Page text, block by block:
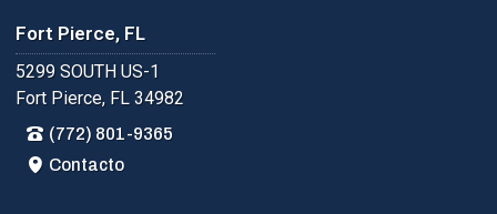
Fort Pierce, FL
5299 SOUTH US-1
Fort Pierce, FL 34982
(772) 801-9365
Contacto